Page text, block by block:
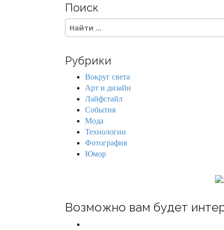
t
s
n
a
o
Поиск
S
c
Рубрики
Вокруг света
Арт и дизайн
Лайфстайл
События
Мода
Технологии
Фотография
Юмор
Возможно вам будет